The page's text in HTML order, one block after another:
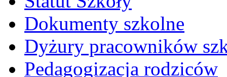
Dokumenty szkolne
Dyżury pracowników
Pedagogizacja rodziców